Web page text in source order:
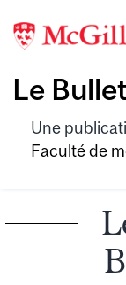
Le
Une
Faculté de